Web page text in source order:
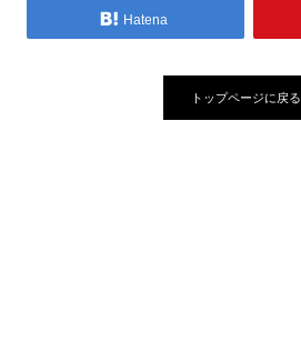
Hatena
トップページに戻る